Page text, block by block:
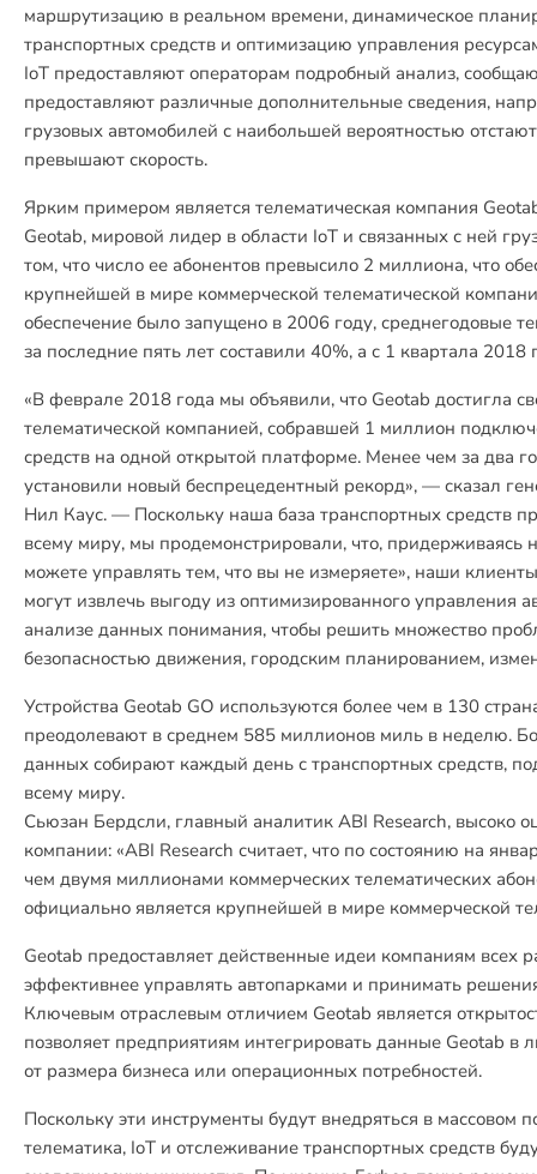
маршрутизацию в реальном времени, динамическое
транспортных средств и оптимизацию управления
IoT предоставляют операторам подробный анализ,
предоставляют различные дополнительные сведения,
грузовых автомобилей с наибольшей вероятностью
превышают скорость.
Ярким примером является телематическая компания
Geotab, мировой лидер в области IoT и связанных с ней
том, что число ее абонентов превысило 2 миллиона, что
крупнейшей в мире коммерческой телематической
обеспечение было запущено в 2006 году, среднегодовые
за последние пять лет составили 40%, а с 1 квартала
«В феврале 2018 года мы объявили, что Geotab достигла
телематической компанией, собравшей 1 миллион
средств на одной открытой платформе. Менее чем за два
установили новый беспрецедентный рекорд», — сказал
Нил Каус. — Поскольку наша база транспортных средств
всему миру, мы продемонстрировали, что, придерживаясь
можете управлять тем, что вы не измеряете», наши
могут извлечь выгоду из оптимизированного управления
анализе данных понимания, чтобы решить множество
безопасностью движения, городским планированием,
Устройства Geotab GO используются более чем в 130
преодолевают в среднем 585 миллионов миль в неделю.
данных собирают каждый день с транспортных средств,
всему миру.
Сьюзан Бердсли, главный аналитик ABI Research, высоко
компании: «ABI Research считает, что по состоянию на
чем двумя миллионами коммерческих телематических
официально является крупнейшей в мире коммерческой
Geotab предоставляет действенные идеи компаниям всех
эффективнее управлять автопарками и принимать
Ключевым отраслевым отличием Geotab является
позволяет предприятиям интегрировать данные Geotab в
от размера бизнеса или операционных потребностей.
Поскольку эти инструменты будут внедряться в массовом
телематика, IoT и отслеживание транспортных средств